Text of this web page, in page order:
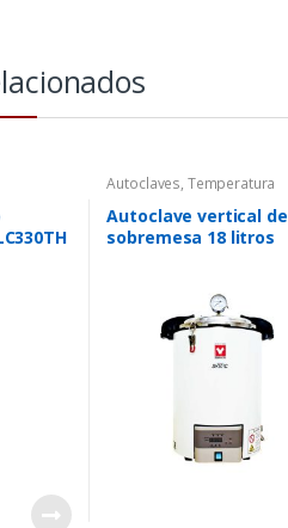
Autoclaves, Temperatura
Autoclave vertical de
sobremesa 18 litros